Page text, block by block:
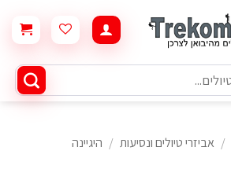
/ אביזרי טיולים ונסיעות / היגיינה